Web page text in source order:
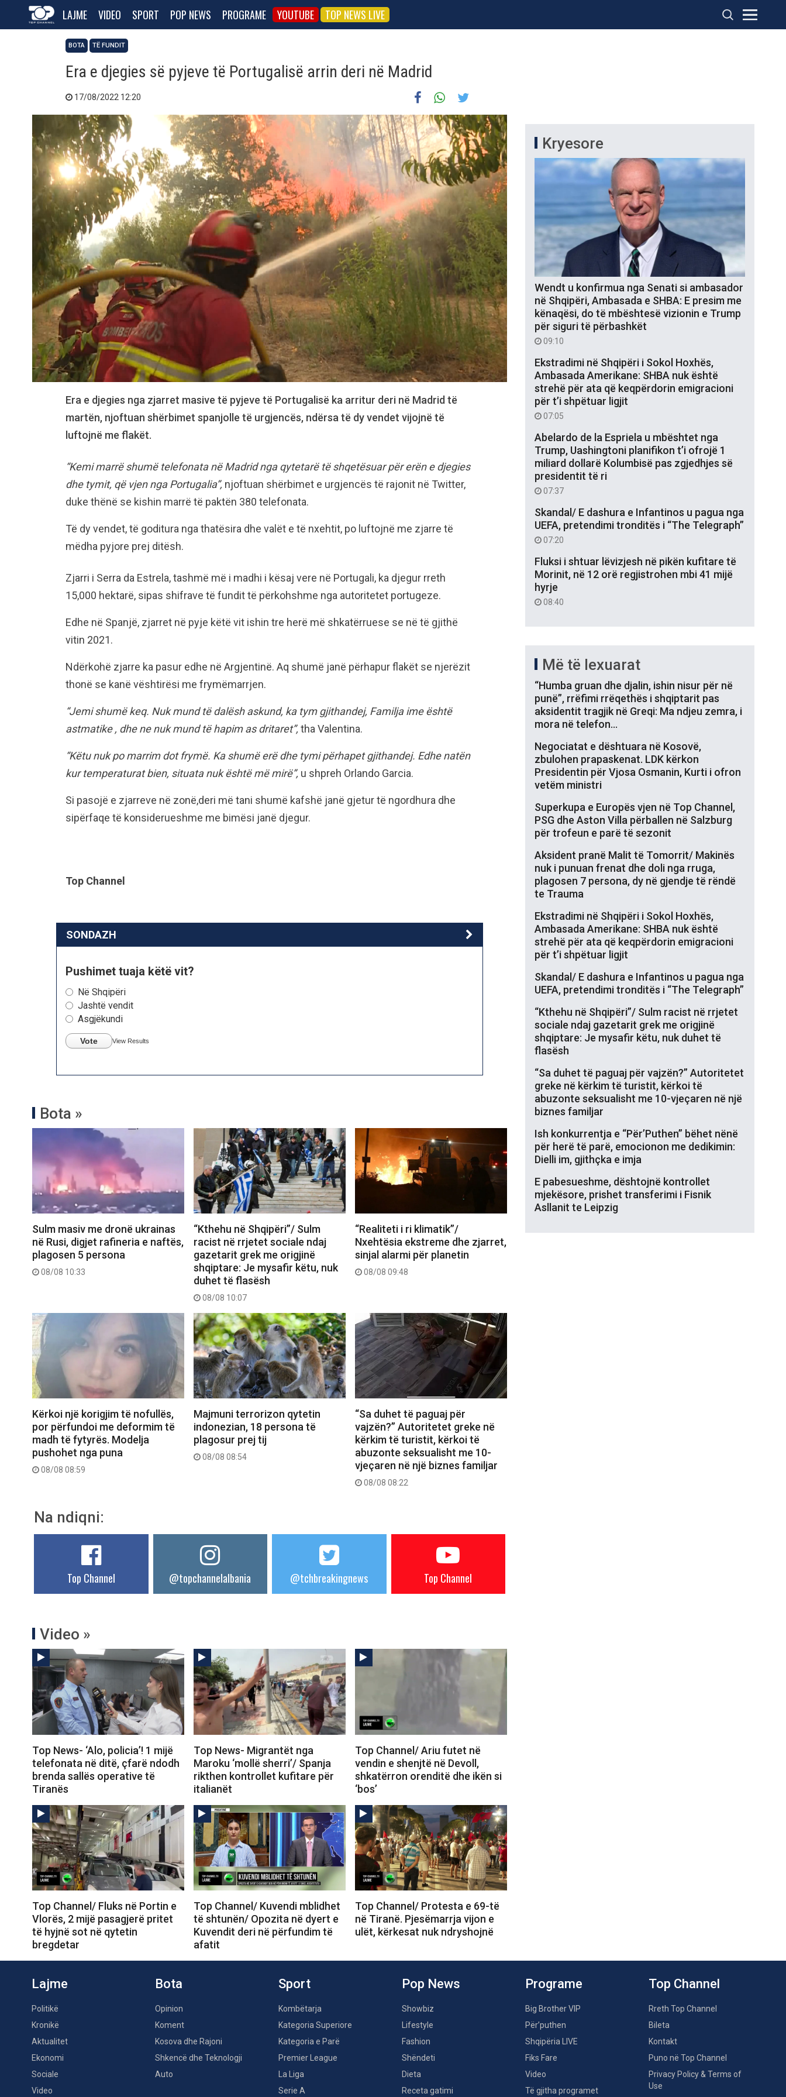
LAJME VIDEO SPORT POP NEWS PROGRAME YOUTUBE TOP NEWS LIVE
BOTA TË FUNDIT
Era e djegies së pyjeve të Portugalisë arrin deri në Madrid
17/08/2022 12:20
Era e djegies nga zjarret masive të pyjeve të Portugalisë ka arritur deri në Madrid të
martën, njoftuan shërbimet spanjolle të urgjencës, ndërsa të dy vendet vijojnë të
luftojnë me flakët.
“Kemi marrë shumë telefonata në Madrid nga qytetarë të shqetësuar për erën e djegies
dhe tymit, që vjen nga Portugalia”, njoftuan shërbimet e urgjencës të rajonit në Twitter,
duke thënë se kishin marrë të paktën 380 telefonata.
Të dy vendet, të goditura nga thatësira dhe valët e të nxehtit, po luftojnë me zjarre të
mëdha pyjore prej ditësh.
Zjarri i Serra da Estrela, tashmë më i madhi i kësaj vere në Portugali, ka djegur rreth
15,000 hektarë, sipas shifrave të fundit të përkohshme nga autoritetet portugeze.
Edhe në Spanjë, zjarret në pyje këtë vit ishin tre herë më shkatërruese se në të gjithë
vitin 2021.
Ndërkohë zjarre ka pasur edhe në Argjentinë. Aq shumë janë përhapur flakët se njerëzit
thonë se kanë vështirësi me frymëmarrjen.
“Jemi shumë keq. Nuk mund të dalësh askund, ka tym gjithandej, Familja ime është
astmatike , dhe ne nuk mund të hapim as dritaret”, tha Valentina.
“Këtu nuk po marrim dot frymë. Ka shumë erë dhe tymi përhapet gjithandej. Edhe natën
kur temperaturat bien, situata nuk është më mirë”, u shpreh Orlando Garcia.
Si pasojë e zjarreve në zonë,deri më tani shumë kafshë janë gjetur të ngordhura dhe
sipërfaqe të konsiderueshme me bimësi janë djegur.
Top Channel
SONDAZH
Pushimet tuaja këtë vit?
Në Shqipëri
Jashtë vendit
Asgjëkundi
Vote View Results
Bota »
Sulm masiv me dronë ukrainas
në Rusi, digjet rafineria e naftës,
plagosen 5 persona
08/08 10:33
“Kthehu në Shqipëri”/ Sulm
racist në rrjetet sociale ndaj
gazetarit grek me origjinë
shqiptare: Je mysafir këtu, nuk
duhet të flasësh
08/08 10:07
“Realiteti i ri klimatik”/
Nxehtësia ekstreme dhe zjarret,
sinjal alarmi për planetin
08/08 09:48
Kërkoi një korigjim të nofullës,
por përfundoi me deformim të
madh të fytyrës. Modelja
pushohet nga puna
08/08 08:59
Majmuni terrorizon qytetin
indonezian, 18 persona të
plagosur prej tij
08/08 08:54
“Sa duhet të paguaj për
vajzën?” Autoritetet greke në
kërkim të turistit, kërkoi të
abuzonte seksualisht me 10-
vjeçaren në një biznes familjar
08/08 08:22
Na ndiqni:
Top Channel @topchannelalbania @tchbreakingnews Top Channel
Video »
Top News- ‘Alo, policia’! 1 mijë
telefonata në ditë, çfarë ndodh
brenda sallës operative të
Tiranës
Top News- Migrantët nga
Maroku ‘mollë sherri’/ Spanja
rikthen kontrollet kufitare për
italianët
Top Channel/ Ariu futet në
vendin e shenjtë në Devoll,
shkatërron orenditë dhe ikën si
‘bos’
Top Channel/ Fluks në Portin e
Vlorës, 2 mijë pasagjerë pritet
të hyjnë sot në qytetin
bregdetar
Top Channel/ Kuvendi mblidhet
të shtunën/ Opozita në dyert e
Kuvendit deri në përfundim të
afatit
Top Channel/ Protesta e 69-të
në Tiranë. Pjesëmarrja vijon e
ulët, kërkesat nuk ndryshojnë
Kryesore
Wendt u konfirmua nga Senati si ambasador
në Shqipëri, Ambasada e SHBA: E presim me
kënaqësi, do të mbështesë vizionin e Trump
për siguri të përbashkët
09:10
Ekstradimi në Shqipëri i Sokol Hoxhës,
Ambasada Amerikane: SHBA nuk është
strehë për ata që keqpërdorin emigracioni
për t’i shpëtuar ligjit
07:05
Abelardo de la Espriela u mbështet nga
Trump, Uashingtoni planifikon t’i ofrojë 1
miliard dollarë Kolumbisë pas zgjedhjes së
presidentit të ri
07:37
Skandal/ E dashura e Infantinos u pagua nga
UEFA, pretendimi tronditës i “The Telegraph”
07:20
Fluksi i shtuar lëvizjesh në pikën kufitare të
Morinit, në 12 orë regjistrohen mbi 41 mijë
hyrje
08:40
Më të lexuarat
“Humba gruan dhe djalin, ishin nisur për në
punë”, rrëfimi rrëqethës i shqiptarit pas
aksidentit tragjik në Greqi: Ma ndjeu zemra, i
mora në telefon…
Negociatat e dështuara në Kosovë,
zbulohen prapaskenat. LDK kërkon
Presidentin për Vjosa Osmanin, Kurti i ofron
vetëm ministri
Superkupa e Europës vjen në Top Channel,
PSG dhe Aston Villa përballen në Salzburg
për trofeun e parë të sezonit
Aksident pranë Malit të Tomorrit/ Makinës
nuk i punuan frenat dhe doli nga rruga,
plagosen 7 persona, dy në gjendje të rëndë
te Trauma
Ekstradimi në Shqipëri i Sokol Hoxhës,
Ambasada Amerikane: SHBA nuk është
strehë për ata që keqpërdorin emigracioni
për t’i shpëtuar ligjit
Skandal/ E dashura e Infantinos u pagua nga
UEFA, pretendimi tronditës i “The Telegraph”
“Kthehu në Shqipëri”/ Sulm racist në rrjetet
sociale ndaj gazetarit grek me origjinë
shqiptare: Je mysafir këtu, nuk duhet të
flasësh
“Sa duhet të paguaj për vajzën?” Autoritetet
greke në kërkim të turistit, kërkoi të
abuzonte seksualisht me 10-vjeçaren në një
biznes familjar
Ish konkurrentja e “Për’Puthen” bëhet nënë
për herë të parë, emocionon me dedikimin:
Dielli im, gjithçka e imja
E pabesueshme, dështojnë kontrollet
mjekësore, prishet transferimi i Fisnik
Asllanit te Leipzig
Lajme
Politikë
Kronikë
Aktualitet
Ekonomi
Sociale
Video
Bota
Opinion
Koment
Kosova dhe Rajoni
Shkencë dhe Teknologji
Auto
Sport
Kombëtarja
Kategoria Superiore
Kategoria e Parë
Premier League
La Liga
Serie A
Pop News
Showbiz
Lifestyle
Fashion
Shëndeti
Dieta
Receta gatimi
Programe
Big Brother VIP
Për’puthen
Shqipëria LIVE
Fiks Fare
Video
Të gjitha programet
Top Channel
Rreth Top Channel
Bileta
Kontakt
Puno në Top Channel
Privacy Policy & Terms of
Use